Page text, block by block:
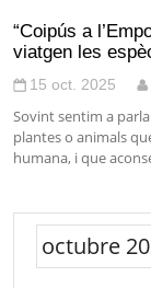
“Coipús a
viatgen les
15 oct. 2025
Sovint sentim a
plantes o animals
humana, i que